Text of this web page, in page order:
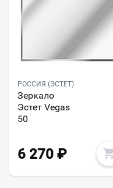
РОССИЯ (ЭСТЕТ)
Зеркало
Эстет Vegas
50
6 270 ₽